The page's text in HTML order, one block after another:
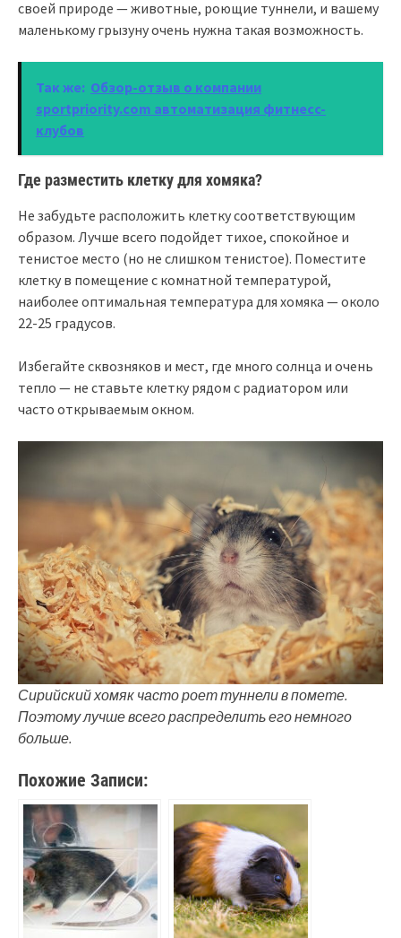
своей природе — животные, роющие туннели, и вашему
маленькому грызуну очень нужна такая возможность.
Так же: Обзор-отзыв о компании
sportpriority.com автоматизация фитнесс-
клубов
Где разместить клетку для хомяка?
Не забудьте расположить клетку соответствующим
образом. Лучше всего подойдет тихое, спокойное и
тенистое место (но не слишком тенистое). Поместите
клетку в помещение с комнатной температурой,
наиболее оптимальная температура для хомяка — около
22-25 градусов.
Избегайте сквозняков и мест, где много солнца и очень
тепло — не ставьте клетку рядом с радиатором или
часто открываемым окном.
Сирийский хомяк часто роет туннели в помете.
Поэтому лучше всего распределить его немного
больше.
Похожие Записи: